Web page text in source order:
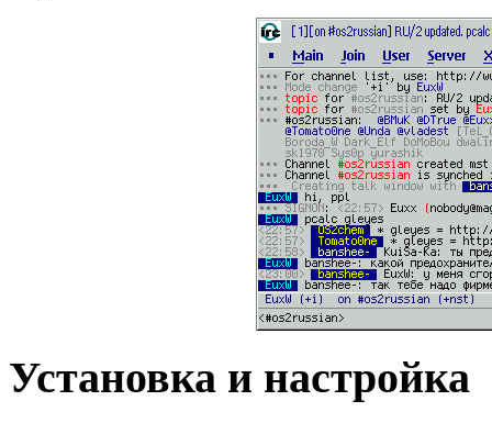
Установка и настройка